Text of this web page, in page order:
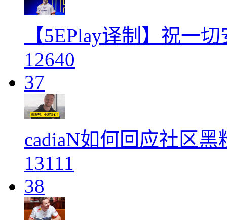
【5EPlay译制】祝一
12640
37
cadiaN如何回应社区黑
13111
38